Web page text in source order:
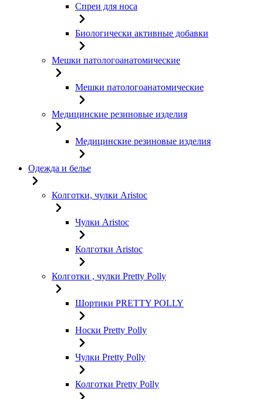
Спреи для носа
Биологически активные добавки
Мешки патологоанатомические
Мешки патологоанатомические
Медицинские резиновые изделия
Медицинские резиновые изделия
Одежда и белье
Колготки, чулки Aristoc
Чулки Aristoc
Колготки Aristoc
Колготки , чулки Pretty Polly
Шортики PRETTY POLLY
Носки Pretty Polly
Чулки Pretty Polly
Колготки Pretty Polly